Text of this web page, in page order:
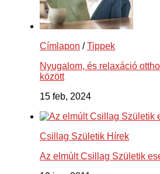
Címlapon /Tippek
Nyugalom, és relaxáció
között
15 feb, 2024
Csillag Születik Hírek
Az elmúlt Csillag Születik